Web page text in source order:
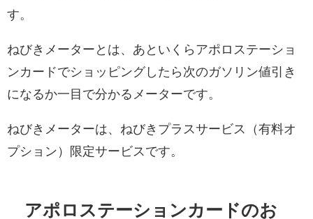
す。
ねびきメーターとは、あといくらアポロステーショ
ンカードでショッピングしたら次のガソリン値引き
になるか一目で分かるメーターです。
ねびきメーターは、ねびきプラスサービス（有料オ
プション）限定サービスです。
アポロステーションカードのお